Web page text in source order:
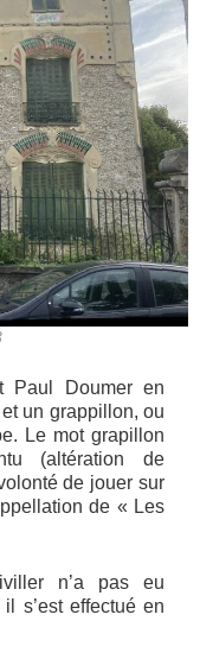
Paul Doumer en
et un grappillon, ou
Le mot grapillon
(altération de
de jouer sur
de « Les
n’a pas eu
s’est effectué en